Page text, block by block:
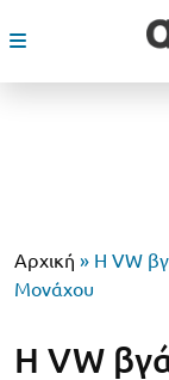
Αρχική » Η VW
Μονάχου
Η VW